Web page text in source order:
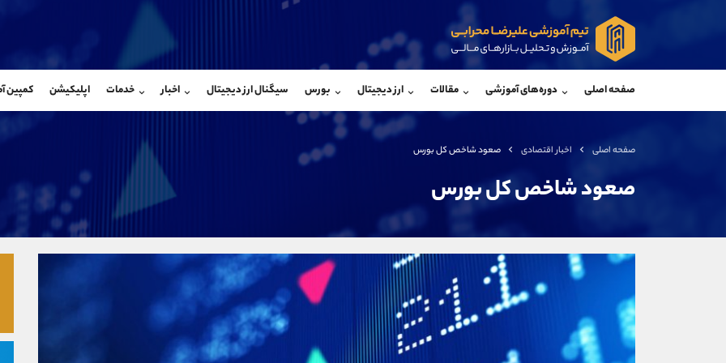
صفحه اصلی دوره‌های آموزشی مقالات ارز دیجیتال بورس سیگنال ارز دیجیتال اخبار خدمات اپلیکیشن کمپین
صفحه اصلی اخبار اقتصادی صعود شاخص کل بورس
صعود شاخص کل بورس
@Armteam_admin_103
واتساپ
تلگرام @Armteam_admin_por تلگرام
داخلی
تلفن
بدون پیش شماره
کانال تلگرام
کانال بله